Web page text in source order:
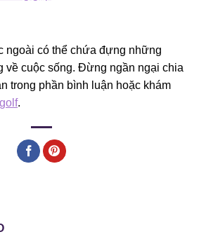
ngoài có thể chứa đựng những
về cuộc sống. Đừng ngần ngại chia
trong phần bình luận hoặc khám
.